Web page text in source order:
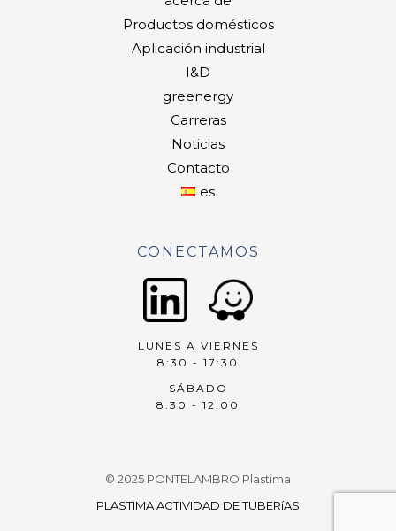
Productos domésticos
Aplicación industrial
I&D
greenergy
Carreras
Noticias
Contacto
es
CONECTAMOS
LUNES A VIERNES
8:30 - 17:30
SÁBADO
8:30 - 12:00
PLASTIMA ACTIVIDAD DE TUBERíAS
© 2025 PONTELAMBRO Plastima